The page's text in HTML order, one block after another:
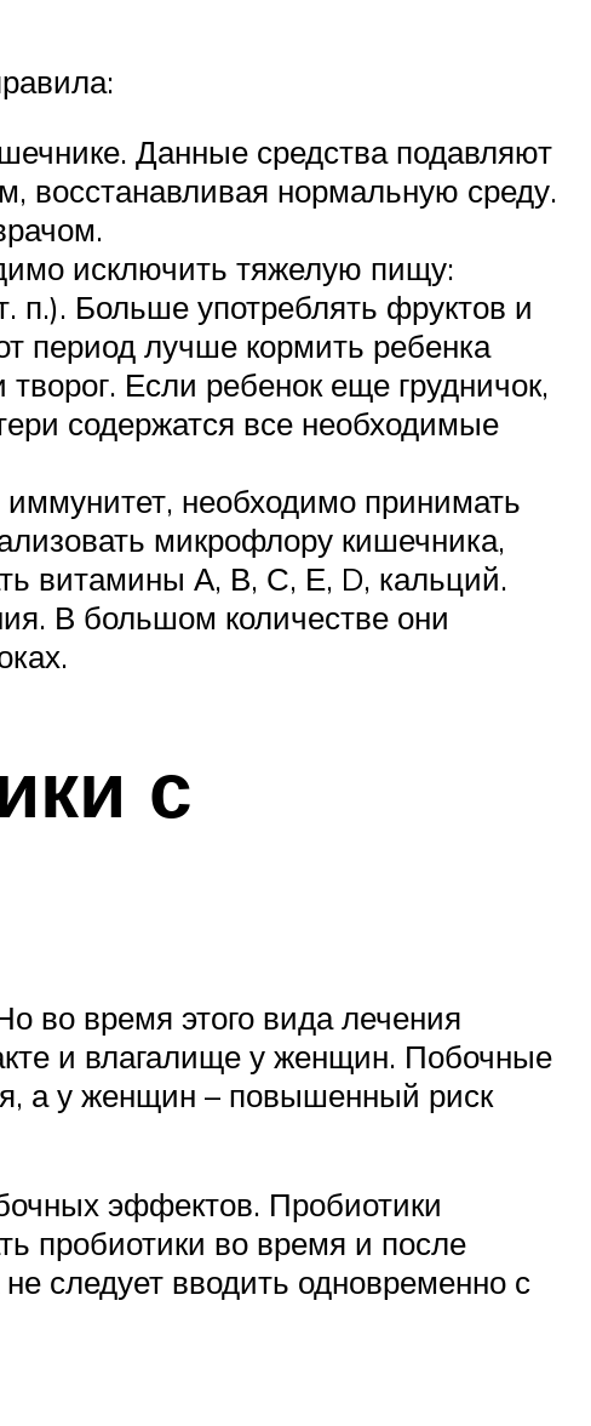
Данные средства подавляют
восстанавливая нормальную среду.
исключить тяжелую пищу:
п.). Больше употреблять фруктов и
период лучше кормить ребенка
Если ребенок еще грудничок,
содержатся все необходимые
необходимо принимать
микрофлору кишечника,
витамины А, В, С, Е, D, кальций.
В большом количестве они
с
во время этого вида лечения
и влагалище у женщин. Побочные
а у женщин – повышенный риск
эффектов. Пробиотики
пробиотики во время и после
следует вводить одновременно с